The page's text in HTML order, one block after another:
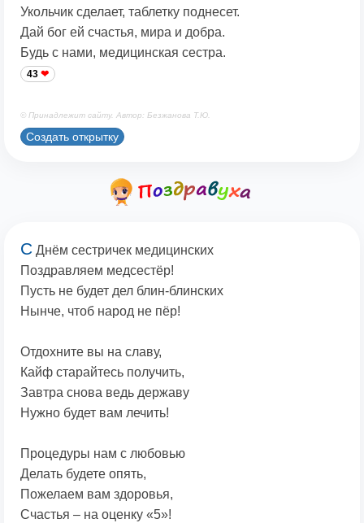
Укольчик сделает, таблетку поднесет.
Дай бог ей счастья, мира и добра.
Будь с нами, медицинская сестра.
43
© Принадлежит сайту. Автор: Безжанова Т.Ю.
Создать открытку
С Днём сестричек медицинских
Поздравляем медсестёр!
Пусть не будет дел блин-блинских
Нынче, чтоб народ не пёр!
Отдохните вы на славу,
Кайф старайтесь получить,
Завтра снова ведь державу
Нужно будет вам лечить!
Процедуры нам с любовью
Делать будете опять,
Пожелаем вам здоровья,
Счастья – на оценку «5»!